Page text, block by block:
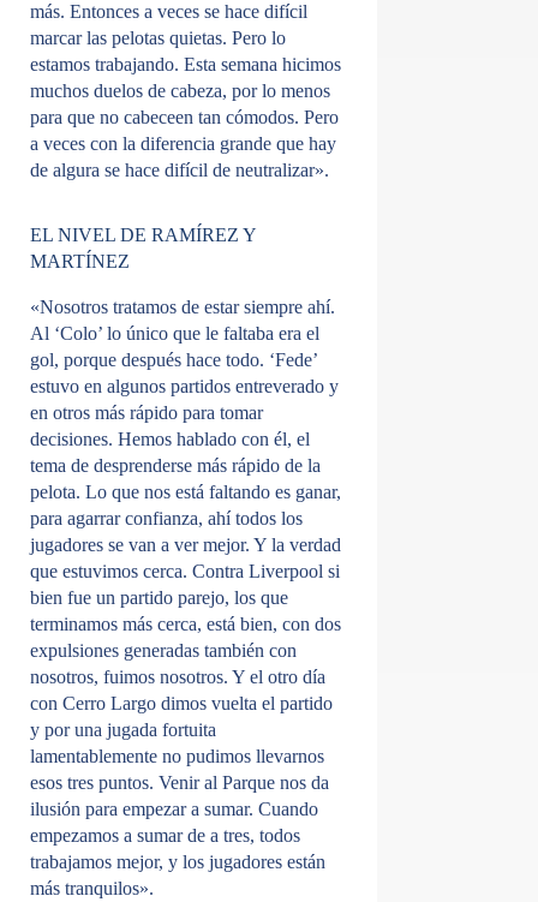
más. Entonces a veces se hace difícil
marcar las pelotas quietas. Pero lo
estamos trabajando. Esta semana hicimos
muchos duelos de cabeza, por lo menos
para que no cabeceen tan cómodos. Pero
a veces con la diferencia grande que hay
de algura se hace difícil de neutralizar».
EL NIVEL DE RAMÍREZ Y
MARTÍNEZ
«Nosotros tratamos de estar siempre ahí.
Al ‘Colo’ lo único que le faltaba era el
gol, porque después hace todo. ‘Fede’
estuvo en algunos partidos entreverado y
en otros más rápido para tomar
decisiones. Hemos hablado con él, el
tema de desprenderse más rápido de la
pelota. Lo que nos está faltando es ganar,
para agarrar confianza, ahí todos los
jugadores se van a ver mejor. Y la verdad
que estuvimos cerca. Contra Liverpool si
bien fue un partido parejo, los que
terminamos más cerca, está bien, con dos
expulsiones generadas también con
nosotros, fuimos nosotros. Y el otro día
con Cerro Largo dimos vuelta el partido
y por una jugada fortuita
lamentablemente no pudimos llevarnos
esos tres puntos. Venir al Parque nos da
ilusión para empezar a sumar. Cuando
empezamos a sumar de a tres, todos
trabajamos mejor, y los jugadores están
más tranquilos».